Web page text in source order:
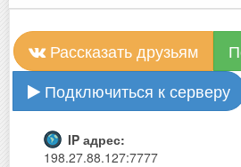
Рассказать друзьям
Подключиться к серверу
IP адрес:
198.27.88.127:7777